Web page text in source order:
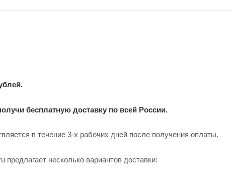
бесплатную доставку по всей России.
в течение 3-х рабочих дней после получения оплаты.
несколько вариантов доставки: